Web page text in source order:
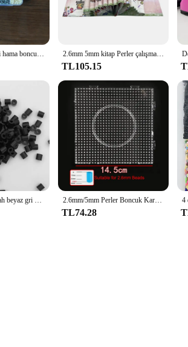
72/48 renk kutu seti hama boncuk oyuncak 2.6/5mm perler eğitici çocuk 3D bulmacalar diy oyuncaklar sigorta boncuk pegboard levhalar ütü kağıt 2.6mm 5mm kitap Perler çalışma çizim desen Atlas Hama boncuk aracı demir 3D bulmaca DIY çocuklar yaratıcı el yapımı zanaat oyuncak hediye
TL105.15
5mm 1000 adet siyah beyaz gri mavi yeşil mor Hama boncuk çocuklar için demir sigorta boncuk bulmaca piksel sanat hediye çocuk oyuncağı 2.6mm/5mm Perler Boncuk Kare Pegboard 3D Bulmaca Juguetes Hama Boncuk Eğitici Oyuncaklar Çocuklar için yap-boz Brinquedos
TL74.28